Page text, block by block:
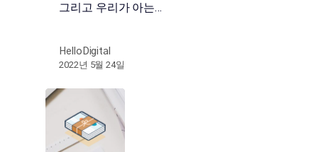
그리고 우리가 아는…
HelloDigital
2022년 5월 24일